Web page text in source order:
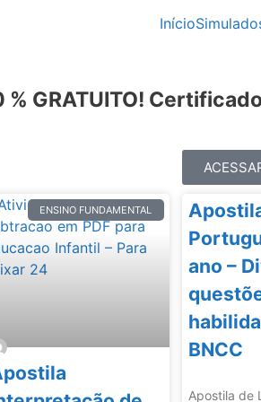
Início
GRATUITO!
ENSINO FUNDAMENTAL
ano –
BNCC
Apostila de